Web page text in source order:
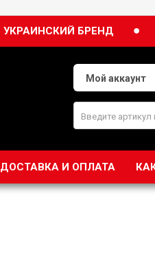
УКРАИНСКИЙ БРЕНД ●
Мой аккаунт
ДОСТАВКА И ОПЛАТА